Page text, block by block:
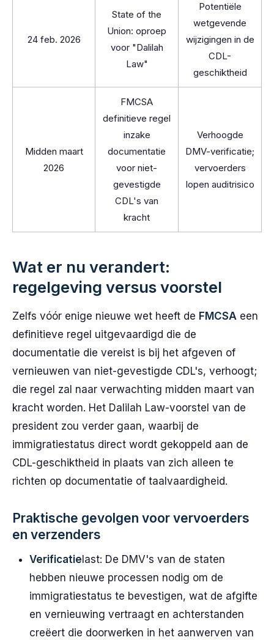
24 feb. 2026
State of the
Union: oproep
voor "Dalilah
Law"
Potentiële
wetgevende
wijzigingen in de
CDL-
geschiktheid
Midden maart
2026
FMCSA
definitieve regel
inzake
documentatie
voor niet-
gevestigde
CDL's van
kracht
Verhoogde
DMV-verificatie;
vervoerders
lopen auditrisico
Wat er nu verandert:
regelgeving versus voorstel
Zelfs vóór enige nieuwe wet heeft de FMCSA een
definitieve regel uitgevaardigd die de
documentatie die vereist is bij het afgeven of
vernieuwen van niet-gevestigde CDL's, verhoogt;
die regel zal naar verwachting midden maart van
kracht worden. Het Dalilah Law-voorstel van de
president zou verder gaan, waarbij de
immigratiestatus direct wordt gekoppeld aan de
CDL-geschiktheid in plaats van zich alleen te
richten op documentatie of taalvaardigheid.
Praktische gevolgen voor vervoerders
en verzenders
Verificatie last: De DMV's van de staten
hebben nieuwe processen nodig om de
immigratiestatus te bevestigen, wat de afgifte
en vernieuwing vertraagt en achterstanden
creëert die doorwerken in het aanwerven van